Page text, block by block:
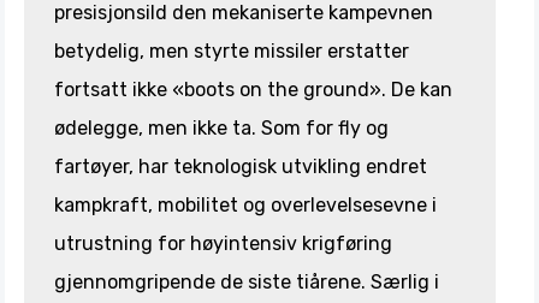
presisjonsild den mekaniserte kampevnen
betydelig, men styrte missiler erstatter
fortsatt ikke «boots on the ground». De kan
ødelegge, men ikke ta. Som for fly og
fartøyer, har teknologisk utvikling endret
kampkraft, mobilitet og overlevelsesevne i
utrustning for høyintensiv krigføring
gjennomgripende de siste tiårene. Særlig i